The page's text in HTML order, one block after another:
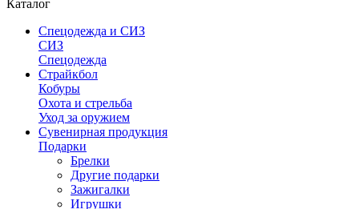
Каталог
Спецодежда и СИЗ
СИЗ
Спецодежда
Страйкбол
Кобуры
Охота и стрельба
Уход за оружием
Сувенирная продукция
Подарки
Брелки
Другие подарки
Зажигалки
Игрушки